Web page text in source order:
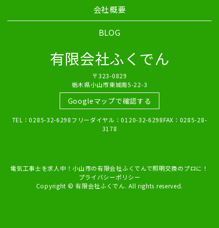
会社概要
BLOG
有限会社ふくでん
〒323-0829
栃木県小山市東城南5-22-3
Googleマップで確認する
TEL：0285-32-6298フリーダイヤル：0120-32-6298FAX：0285-28-
3178
電気工事士を求人中！小山市の有限会社ふくでんで照明交換のプロに！
プライバシーポリシー
Copyright © 有限会社ふくでん. All rights reserved.